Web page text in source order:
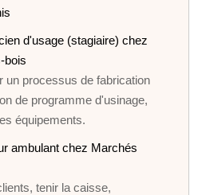
d'usage (stagiaire) chez
bois
un processus de fabrication
de programme d'usinage,
équipements.
ambulant chez Marchés
tenir la caisse,